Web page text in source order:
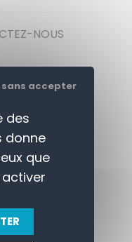
NOUS
x 730(P) mm
des
donne
que
sans accepter